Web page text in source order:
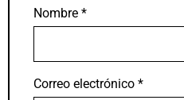
Nombre *
Correo electrónico *